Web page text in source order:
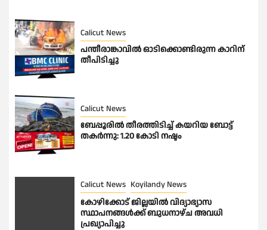
Calicut News
പന്തീരാങ്കാവിൽ ഓടിക്കൊണ്ടിരുന്ന കാറിന്
തീപിടിച്ചു
Calicut News
ബേപ്പൂരിൽ തീരത്തിടിച്ച് കയറിയ ബോട്ട്
തകർന്നു: 1.20 കോടി നഷ്ടം
Calicut News Koyilandy News
കോഴിക്കോട് ജില്ലയിൽ വിദ്യാഭ്യാസ
സ്ഥാപനങ്ങൾക്ക് ബുധനാഴ്ച അവധി
പ്രഖ്യാപിച്ചു